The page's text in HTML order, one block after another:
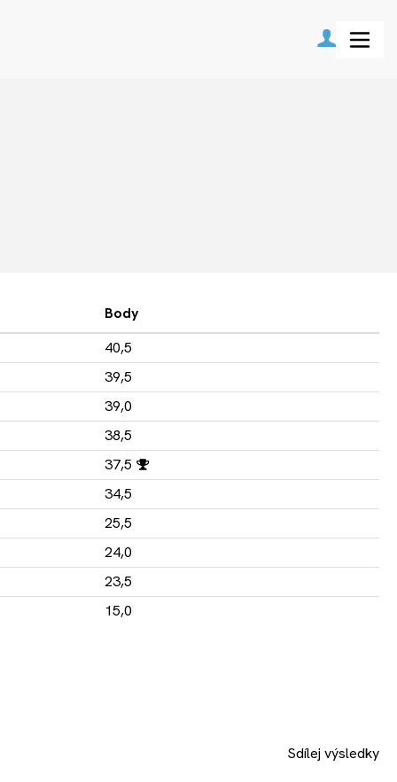
Body
40,5
39,5
39,0
38,5
37,5
34,5
25,5
24,0
23,5
15,0
Sdílej výsledky